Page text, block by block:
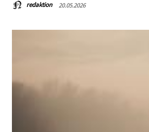
redaktion 20.05.2026